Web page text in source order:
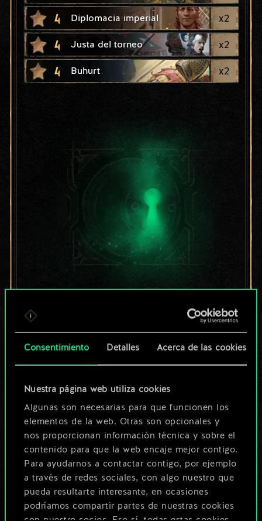
Consentimiento Detalles Acerca de las cookies
Nuestra página web utiliza cookies
Algunas son necesarias para que funcionen los
elementos de la web. Otras son opcionales y
nos proporcionan información técnica y sobre el
contenido para que la web encaje mejor contigo.
Para ayudarnos a contactar contigo, por ejemplo
a través de redes sociales, con algo nuestro que
pueda resultarte interesante, en ocasiones
podríamos compartir partes de nuestras cookies
4 Diplomacia imperial x2
4 Justa del torneo x2
4 Buhurt x2
un conjunto de
cartas compartido.
ser mucho más!
Poner nombre a esta baraja y crear
una guía